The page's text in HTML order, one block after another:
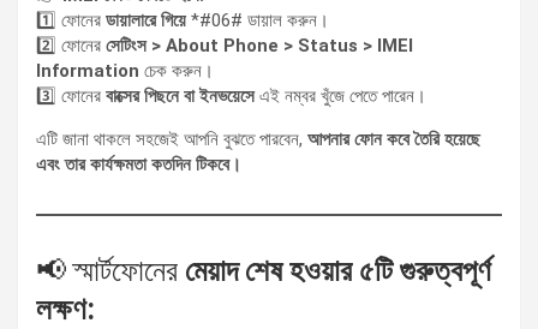
1️⃣ ফোনের ডায়ালারে গিয়ে *#06# ডায়াল করুন।
2️⃣ ফোনের সেটিংস > About Phone > Status > IMEI
Information চেক করুন।
3️⃣ ফোনের বাক্সের পিছনে বা ইনভয়েসেএই নম্বর খুঁজে পেতে পারেন।
এটি জানা থাকলে সহজেই আপনি বুঝতে পারবেন, আপনার ফোন কবে তৈরি হয়েছে
এবং তার কার্যক্ষমতা কতদিন টিকবে।
📢 স্মার্টফোনের মেয়াদ শেষ হওয়ার ৫টি গুরুত্বপূর্ণ
লক্ষণ: